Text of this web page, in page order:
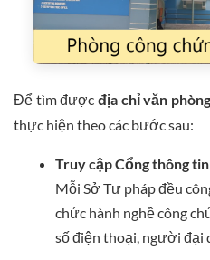
Để tìm được địa chỉ văn
thực hiện theo các bước sau:
Truy cập Cổng thông
Mỗi Sở Tư pháp đều
chức hành nghề công
số điện thoại, người đại